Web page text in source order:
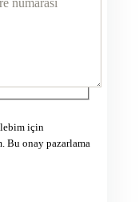
için
Bu onay pazarlama